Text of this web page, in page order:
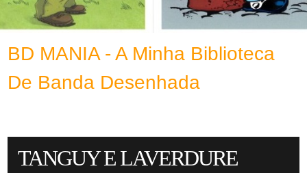
BD MANIA - A Minha Biblioteca
De Banda Desenhada
TANGUY E LAVERDURE